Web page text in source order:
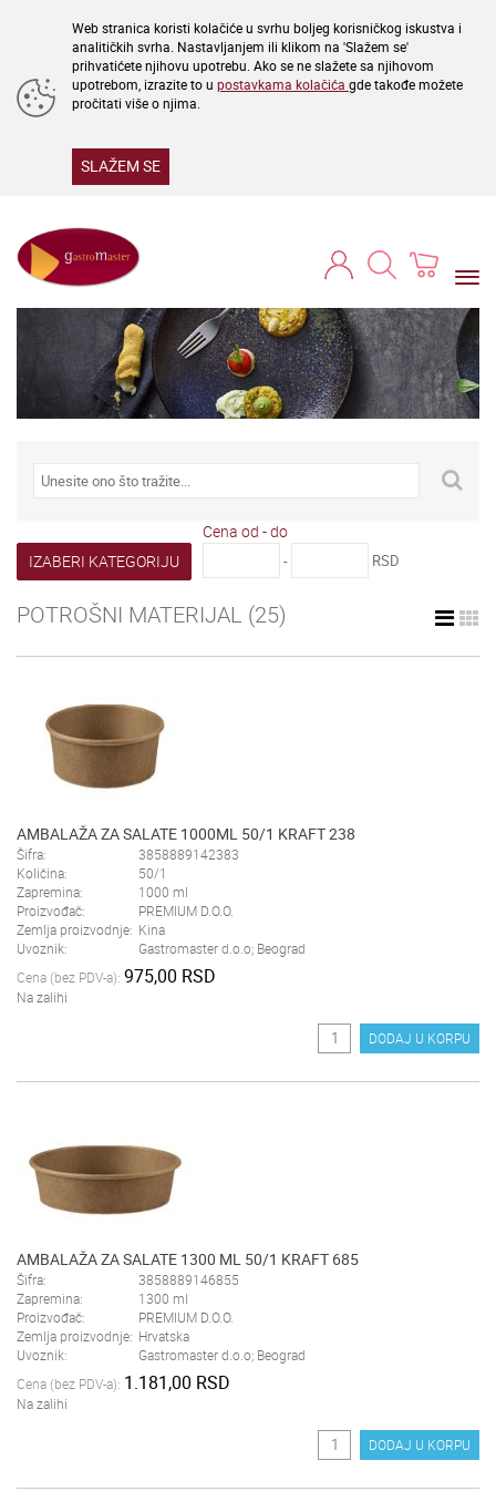
Web stranica koristi kolačiće u svrhu boljeg korisničkog iskustva i
analitičkih svrha. Nastavljanjem ili klikom na 'Slažem se'
prihvatićete njihovu upotrebu. Ako se ne slažete sa njihovom
upotrebom, izrazite to u postavkama kolačića gde takođe možete
pročitati više o njima.
SLAŽEM SE
IZABERI KATEGORIJU
Cena od - do
- RSD
POTROŠNI MATERIJAL (25)
AMBALAŽA ZA SALATE 1000ML 50/1 KRAFT 238
Šifra:
3858889142383
Količina:
50/1
Zapremina:
1000 ml
Proizvođač:
PREMIUM D.O.O.
Zemlja proizvodnje: Kina
Uvoznik:
Gastromaster d.o.o; Beograd
Cena (bez PDV-a): 975,00 RSD
Na zalihi
DODAJ U KORPU
AMBALAŽA ZA SALATE 1300 ML 50/1 KRAFT 685
Šifra:
3858889146855
Zapremina:
1300 ml
Proizvođač:
PREMIUM D.O.O.
Zemlja proizvodnje: Hrvatska
Uvoznik:
Gastromaster d.o.o; Beograd
Cena (bez PDV-a): 1.181,00 RSD
Na zalihi
DODAJ U KORPU